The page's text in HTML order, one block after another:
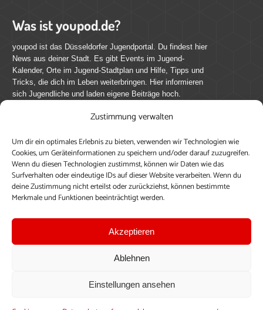
Zustimmung verwalten
Um dir ein optimales Erlebnis zu bieten, verwenden wir Technologien wie
Cookies, um Geräteinformationen zu speichern und/oder darauf zuzugreifen.
Wenn du diesen Technologien zustimmst, können wir Daten wie das
Surfverhalten oder eindeutige IDs auf dieser Website verarbeiten. Wenn du
deine Zustimmung nicht erteilst oder zurückziehst, können bestimmte
Merkmale und Funktionen beeinträchtigt werden.
Akzeptieren
Ablehnen
Einstellungen ansehen
Was ist youpod.de?
youpod ist das Düsseldorfer Jugendportal. Du findest hier
News aus deiner Stadt. Es gibt Events im Jugend-
Kalender, Orte im Jugend-Stadtplan und Hilfe, Tipps und
Tricks, die dich im Leben weiterbringen. Hier informieren
sich Jugendliche und laden eigene Beiträge hoch.
Mach mit bei youpod.de!
youpod.de lebt von Menschen wie dir. Sammel
journalistische Erfahrung, teile deine Perspektive und
veröffentliche deine Beiträge auf youpod.de.Du musst
dich anmelden, um alle Funktionen nutzen zu können, ein
Profil anzulegen, eigene Beiträge hochzuladen und zu
Einloggen